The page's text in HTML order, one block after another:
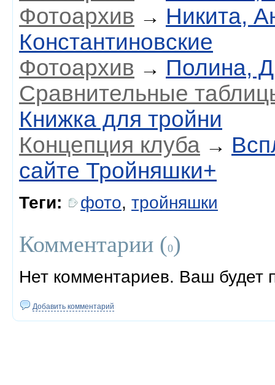
Фотоархив → Никита,
Константиновские
Фотоархив → Полина,
Сравнительные
Книжка для тройни
Концепция клуба →
сайте Тройняшки+
Теги: фото, тройняшки
Комментарии (0)
Нет комментариев. Ваш будет
Добавить комментарий